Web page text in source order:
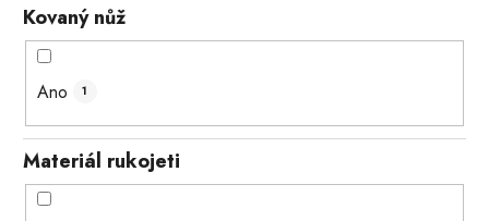
Kovaný nůž
Ano 1
Materiál rukojeti